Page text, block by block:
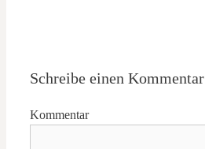
Schreibe einen Kommentar
Kommentar